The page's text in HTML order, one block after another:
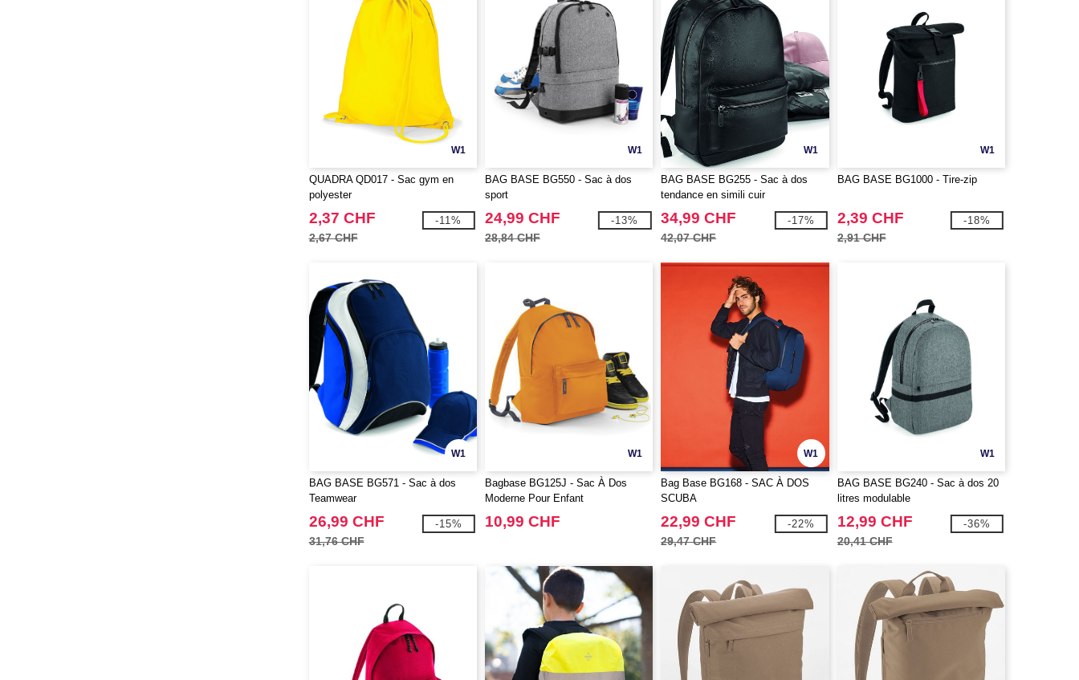
W1
QUADRA QD017 - Sac gym en
polyester
2,37 CHF
2,67 CHF
-11%
W1
BAG BASE BG550 - Sac à dos
sport
24,99 CHF
28,84 CHF
-13%
W1
BAG BASE BG255 - Sac à dos
tendance en simili cuir
34,99 CHF
42,07 CHF
-17%
W1
BAG BASE BG1000 - Tire-zip
2,39 CHF
2,91 CHF
-18%
W1
BAG BASE BG571 - Sac à dos
Teamwear
26,99 CHF
31,76 CHF
-15%
W1
Bagbase BG125J - Sac À Dos
Moderne Pour Enfant
10,99 CHF
W1
Bag Base BG168 - SAC À DOS
SCUBA
22,99 CHF
29,47 CHF
-22%
W1
BAG BASE BG240 - Sac à dos 20
litres modulable
12,99 CHF
20,41 CHF
-36%